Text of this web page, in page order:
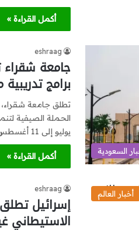
أكمل القراءة »
السعودية
eshraag
برامج
تطلق جامعة
يوليو إلى 11 أغسطس…
أكمل القراءة »
أخبار العالم
eshraag
إسرائيل
الاستيطاني